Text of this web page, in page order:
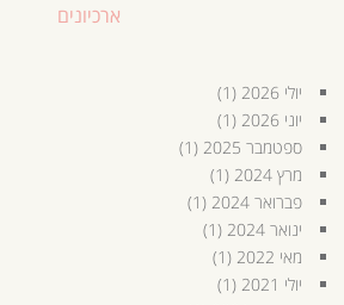
ארכיונים
יולי 2026
(1)
יוני 2026
(1)
ספטמבר 2025
(1)
מרץ 2024
(1)
פברואר 2024
(1)
ינואר 2024
(1)
מאי 2022
(1)
יולי 2021
(1)